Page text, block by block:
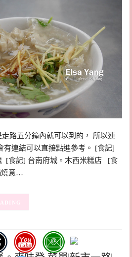
路五分鐘內就可以到的， 所以連
有連結可以直接點進參考。 [食記]
[食記] 台南府城。木西米糕店 [食
燒意…